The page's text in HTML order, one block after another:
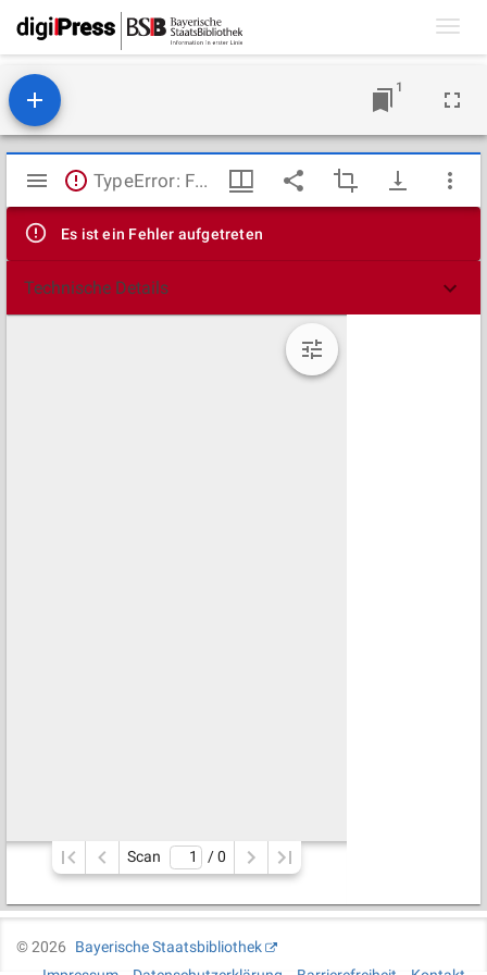
1
Mirador
Viewer
TypeError: Failed to fetch
Es ist ein Fehler aufgetreten
Technische Details
Scan / 0
©2026
Bayerische Staatsbibliothek